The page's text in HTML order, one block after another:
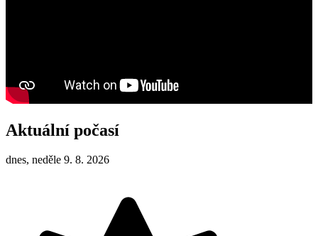
Aktuální počasí
dnes, neděle 9. 8. 2026